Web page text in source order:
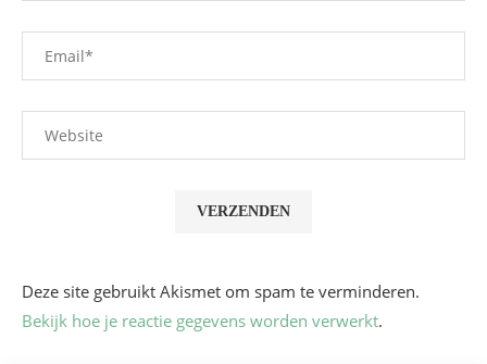
Deze site gebruikt Akismet om spam te verminderen.
Bekijk hoe je reactie gegevens worden verwerkt.